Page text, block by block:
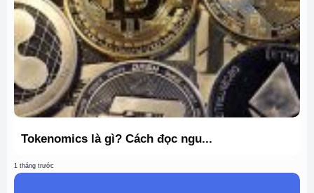
Tokenomics là gì? Cách đọc ngu...
1 tháng trước